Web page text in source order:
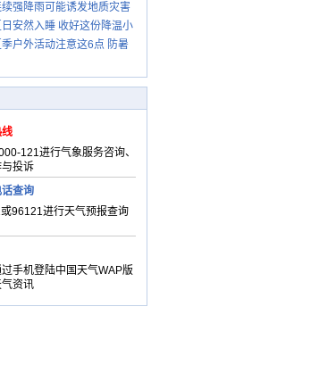
收好
强降雨可能诱发地质灾害
前兆要知道
安然入睡 收好这份降温小
户外活动注意这6点 防暑
121进行气象服务咨询、
投诉
查询
96121进行天气预报查询
手机登陆中国天气WAP版
资讯